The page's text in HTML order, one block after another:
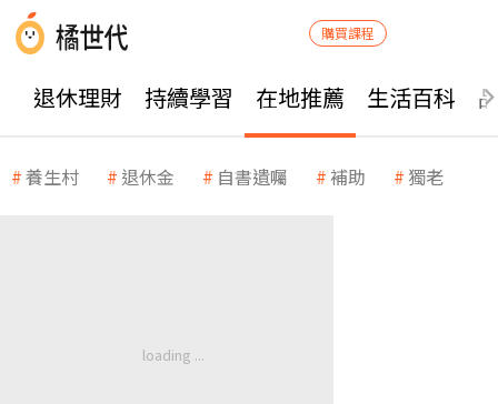
購買課程
退休理財 持續學習 在地推薦 生活百科
養生村 退休金 自書遺囑 補助 獨老